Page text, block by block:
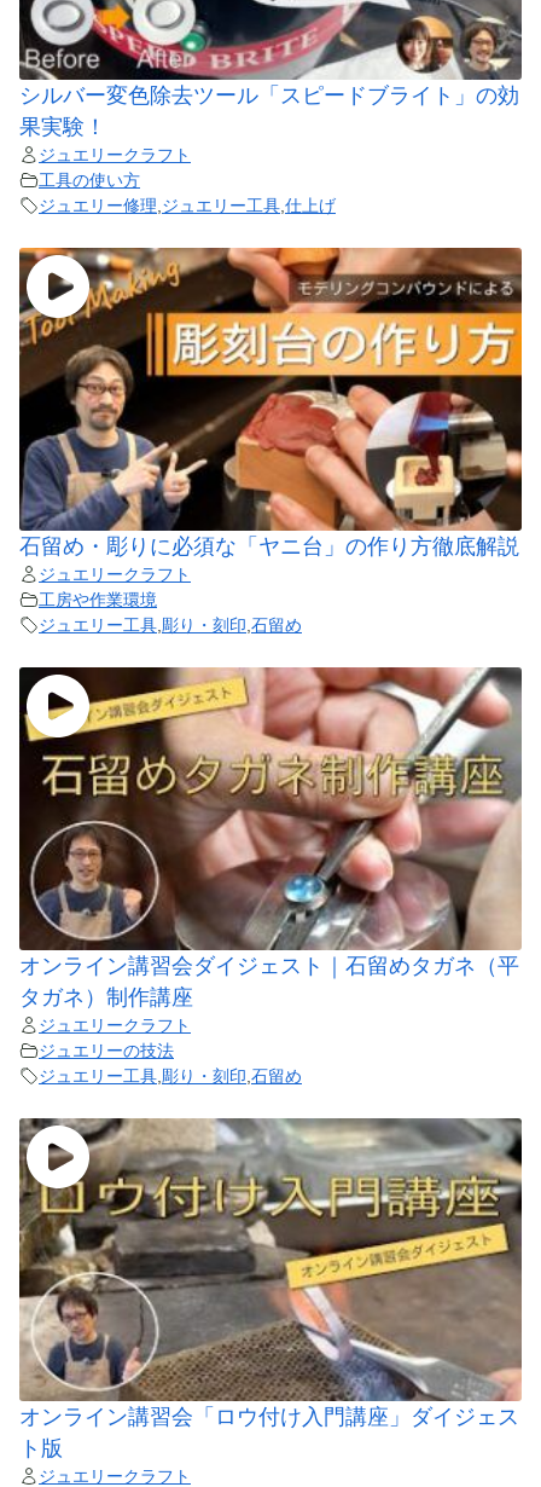
シルバー変色除去ツール「スピードブライト」の効
果実験！
ジュエリークラフト
工具の使い方
ジュエリー修理 ジュエリー工具 仕上げ
石留め・彫りに必須な「ヤニ台」の作り方徹底解説
ジュエリークラフト
工房や作業環境
ジュエリー工具 彫り・刻印 石留め
オンライン講習会ダイジェスト｜石留めタガネ（平
タガネ）制作講座
ジュエリークラフト
ジュエリーの技法
ジュエリー工具 彫り・刻印 石留め
オンライン講習会「ロウ付け入門講座」ダイジェス
ト版
ジュエリークラフト